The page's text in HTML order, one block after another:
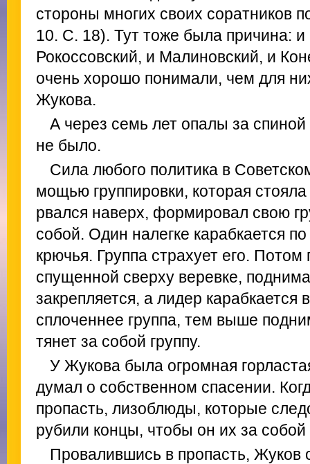
стороны многих своих соратников
10. С. 18). Тут тоже была причина: и
Рокоссовский, и Малиновский, и
очень хорошо понимали, чем для
Жукова.
А через семь лет опалы за
не было.
Сила любого политика в
мощью группировки, которая
рвался наверх, формировал свою
собой. Один налегке карабкается
крючья. Группа страхует его.
спущенной сверху веревке,
закрепляется, а лидер
сплоченнее группа, тем выше
тянет за собой группу.
У Жукова была огромная
думал о собственном спасении.
пропасть, лизоблюды, которые
рубили концы, чтобы он их за собой
Провалившись в пропасть, Жуков